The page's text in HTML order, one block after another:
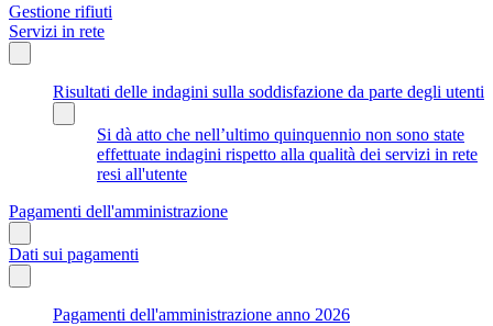
Gestione rifiuti
Servizi in rete
Risultati delle indagini sulla soddisfazione da parte degli utenti
Si dà atto che nell’ultimo quinquennio non sono state
effettuate indagini rispetto alla qualità dei servizi in rete
resi all'utente
Pagamenti dell'amministrazione
Dati sui pagamenti
Pagamenti dell'amministrazione anno 2026